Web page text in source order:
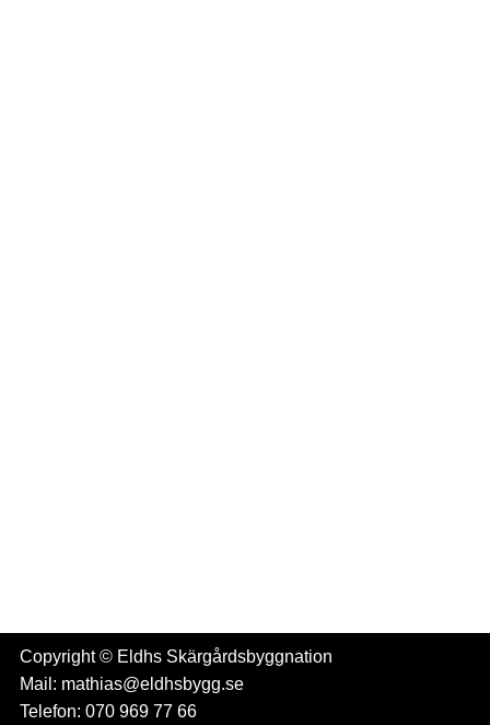
Copyright © Eldhs Skärgårdsbyggnation
Mail: mathias@eldhsbygg.se
Telefon: 070 969 77 66